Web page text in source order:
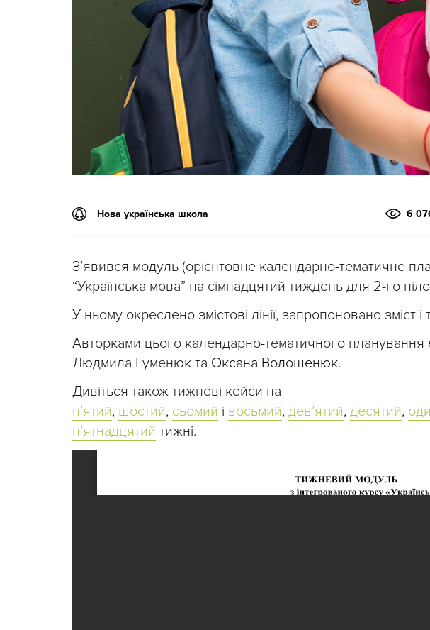
Нова українська школа 6
З’явився модуль (орієнтовне календарно-тематичне
“Українська мова” на сімнадцятий тиждень для 2-го
У ньому окреслено змістові лінії, запропоновано зміст
Авторками цього календарно-тематичного планування
Людмила Гуменюк та Оксана Волошенюк.
Дивіться також тижневі кейси на
п’ятий, шостий, сьомий і восьмий, дев’ятий, десятий,
п’ятнадцятий тижні.